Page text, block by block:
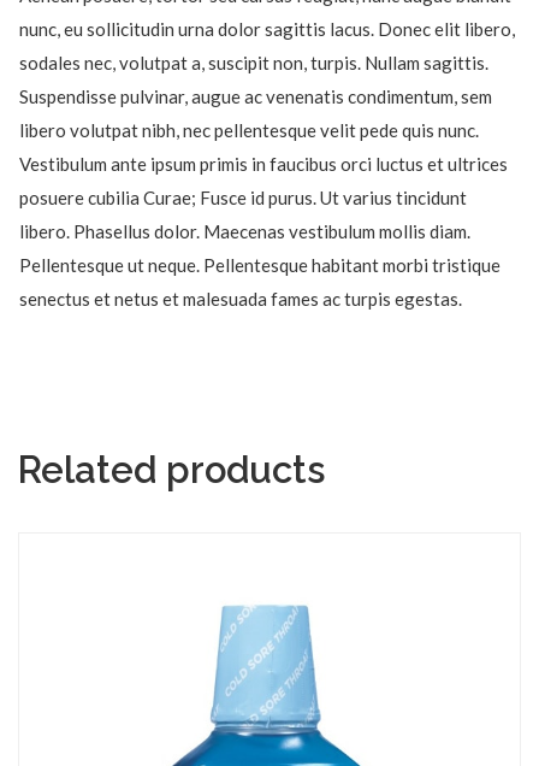
nunc, eu sollicitudin urna dolor sagittis lacus. Donec elit libero,
sodales nec, volutpat a, suscipit non, turpis. Nullam sagittis.
Suspendisse pulvinar, augue ac venenatis condimentum, sem
libero volutpat nibh, nec pellentesque velit pede quis nunc.
Vestibulum ante ipsum primis in faucibus orci luctus et ultrices
posuere cubilia Curae; Fusce id purus. Ut varius tincidunt
libero. Phasellus dolor. Maecenas vestibulum mollis diam.
Pellentesque ut neque. Pellentesque habitant morbi tristique
senectus et netus et malesuada fames ac turpis egestas.
Related products